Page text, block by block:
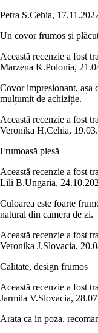
Petra S.Cehia,
Un covor frumos și
Această recenzie a fost
Marzena K.Polonia,
Covor impresionant, așa
mulțumit de achiziție.
Această recenzie a fost
Veronika H.Cehia,
Frumoasă piesă
Această recenzie a fost
Lili B.Ungaria,
Culoarea este foarte
natural din camera de zi.
Această recenzie a fost
Veronika J.Slovacia,
Calitate, design frumos
Această recenzie a fost
Jarmila V.Slovacia,
Arata ca in poza,